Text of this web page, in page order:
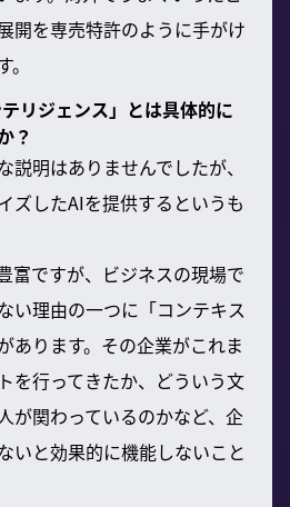
開を専売特許のように手がけ
リジェンス」とは具体的に
？
明はありませんでしたが、
ズしたAIを提供するというも
富ですが、ビジネスの現場で
い理由の一つに「コンテキス
あります。その企業がこれま
を行ってきたか、どういう文
が関わっているのかなど、企
いと効果的に機能しないこと